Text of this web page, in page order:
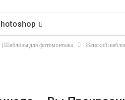
для фотомонтажа Женский